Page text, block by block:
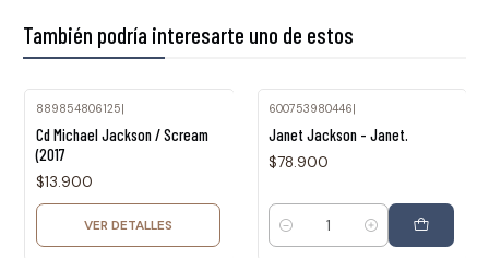
También podría interesarte uno de estos
889854806125|
Cd Michael Jackson / Scream
(2017
$13.900
VER DETALLES
600753980446|
Janet Jackson - Janet.
$78.900
Cantidad